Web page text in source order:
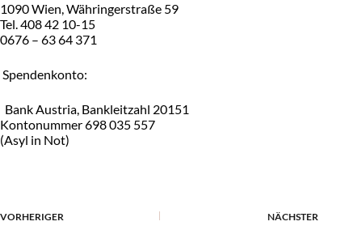
1090 Wien, Währingerstraße 59
Tel. 408 42 10-15
0676 – 63 64 371
Spendenkonto:
Bank Austria, Bankleitzahl 20151
Kontonummer 698 035 557
(Asyl in Not)
VORHERIGER NÄCHSTER